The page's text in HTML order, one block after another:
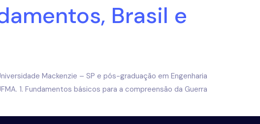
Brasil e
Mackenzie – SP e pós-graduação em Engenharia
1. Fundamentos básicos para a compreensão da Guerra